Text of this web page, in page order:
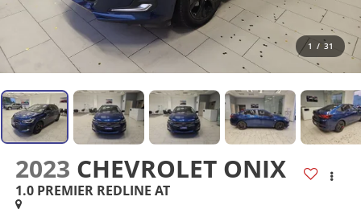
1 / 31
2023 CHEVROLET ONIX
1.0 PREMIER REDLINE AT